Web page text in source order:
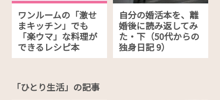
ワンルームの「激せ
まキッチン」でも
「楽ウマ」な料理が
できるレシピ本
自分の婚活本を、離
婚後に読み返してみ
た・下（50代からの
独身日記 9）
「ひとり生活」の記事